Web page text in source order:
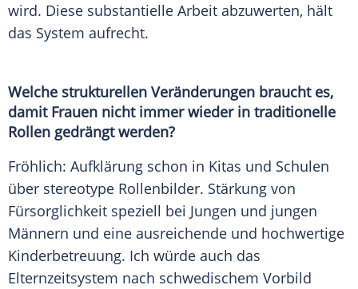
wird. Diese substantielle Arbeit abzuwerten, hält
das System aufrecht.
Welche strukturellen Veränderungen braucht es,
damit Frauen nicht immer wieder in traditionelle
Rollen gedrängt werden?
Fröhlich: Aufklärung schon in Kitas und Schulen
über stereotype Rollenbilder. Stärkung von
Fürsorglichkeit speziell bei Jungen und jungen
Männern und eine ausreichende und hochwertige
Kinderbetreuung. Ich würde auch das
Elternzeitsystem nach schwedischem Vorbild